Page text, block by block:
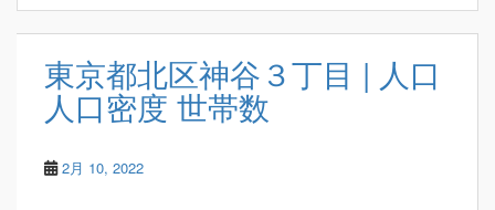
東京都北区神谷３丁目 | 人口
人口密度 世帯数
2月 10, 2022